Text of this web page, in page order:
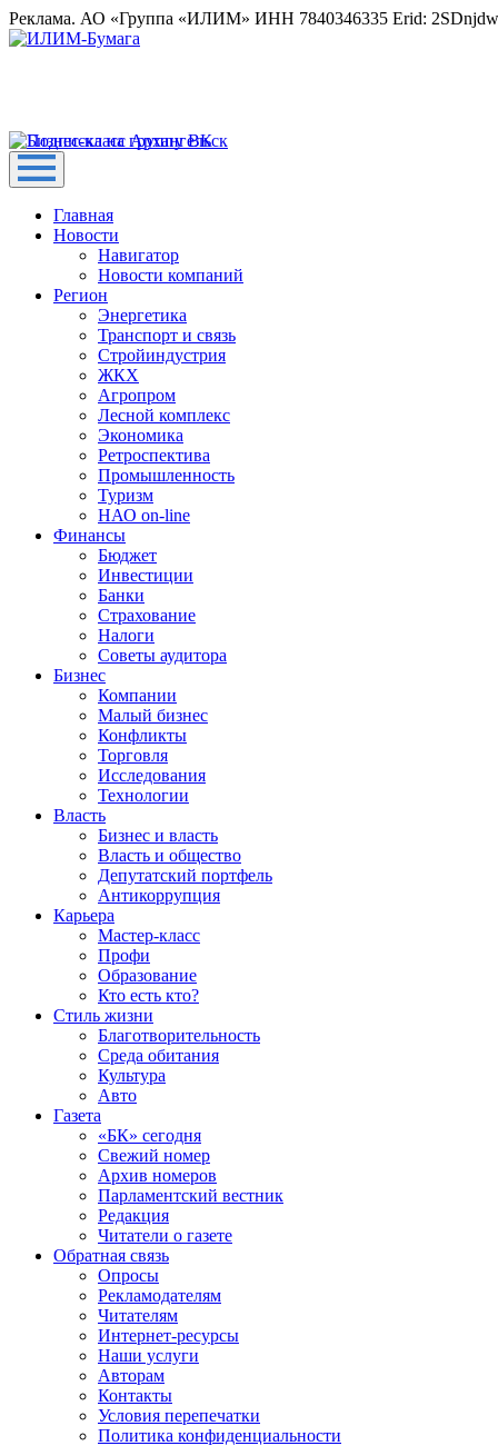
Реклама. АО «Группа «ИЛИМ» ИНН 7840346335 Erid:
Главная
Новости
Навигатор
Новости компаний
Регион
Энергетика
Транспорт и связь
Стройиндустрия
ЖКХ
Агропром
Лесной комплекс
Экономика
Ретроспектива
Промышленность
Туризм
НАО on-line
Финансы
Бюджет
Инвестиции
Банки
Страхование
Налоги
Советы аудитора
Бизнес
Компании
Малый бизнес
Конфликты
Торговля
Исследования
Технологии
Власть
Бизнес и власть
Власть и общество
Депутатский портфель
Антикоррупция
Карьера
Мастер-класс
Профи
Образование
Кто есть кто?
Стиль жизни
Благотворительность
Среда обитания
Культура
Авто
Газета
«БК» сегодня
Свежий номер
Архив номеров
Парламентский вестник
Редакция
Читатели о газете
Обратная связь
Опросы
Рекламодателям
Читателям
Интернет-ресурсы
Наши услуги
Авторам
Контакты
Условия перепечатки
Политика конфиденциальности